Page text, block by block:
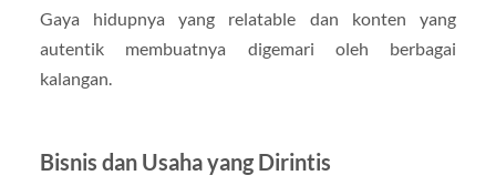
Gaya hidupnya yang relatable dan konten yang
autentik membuatnya digemari oleh berbagai
kalangan.
Bisnis dan Usaha yang Dirintis